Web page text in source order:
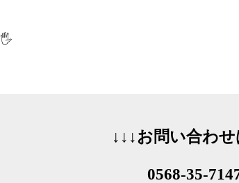
🖐️
↓↓↓お問い合わせ
0568-35-